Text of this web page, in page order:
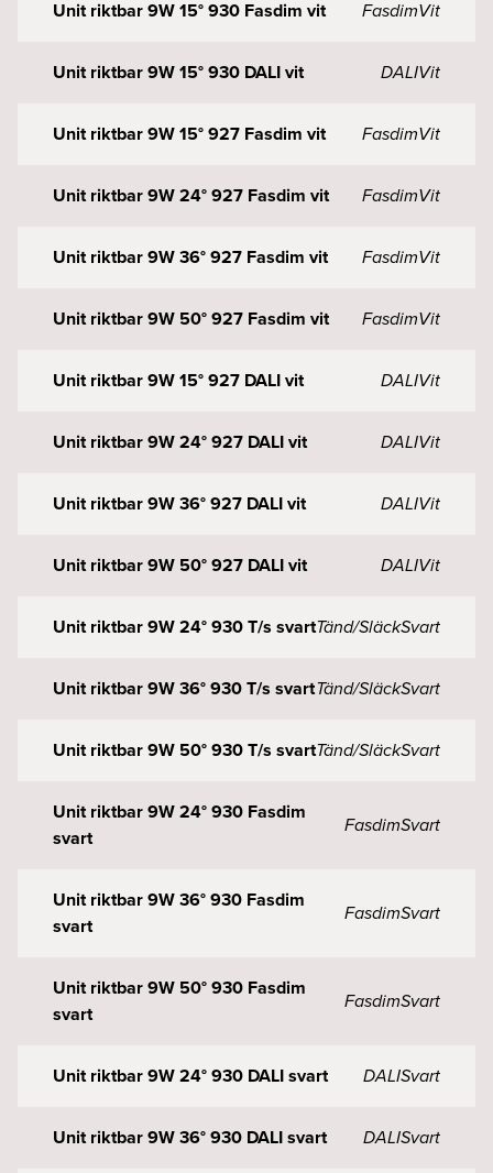
Unit riktbar 9W 15° 930 Fasdim vit FasdimVit
Unit riktbar 9W 15° 930 DALI vit DALIVit
Unit riktbar 9W 15° 927 Fasdim vit FasdimVit
Unit riktbar 9W 24° 927 Fasdim vit FasdimVit
Unit riktbar 9W 36° 927 Fasdim vit FasdimVit
Unit riktbar 9W 50° 927 Fasdim vit FasdimVit
Unit riktbar 9W 15° 927 DALI vit DALIVit
Unit riktbar 9W 24° 927 DALI vit DALIVit
Unit riktbar 9W 36° 927 DALI vit DALIVit
Unit riktbar 9W 50° 927 DALI vit DALIVit
Unit riktbar 9W 24° 930 T/s svartTänd/SläckSvart
Unit riktbar 9W 36° 930 T/s svartTänd/SläckSvart
Unit riktbar 9W 50° 930 T/s svartTänd/SläckSvart
Unit riktbar 9W 24° 930 Fasdim
svart
FasdimSvart
Unit riktbar 9W 36° 930 Fasdim
svart
FasdimSvart
Unit riktbar 9W 50° 930 Fasdim
svart
FasdimSvart
Unit riktbar 9W 24° 930 DALI svart DALISvart
Unit riktbar 9W 36° 930 DALI svart DALISvart